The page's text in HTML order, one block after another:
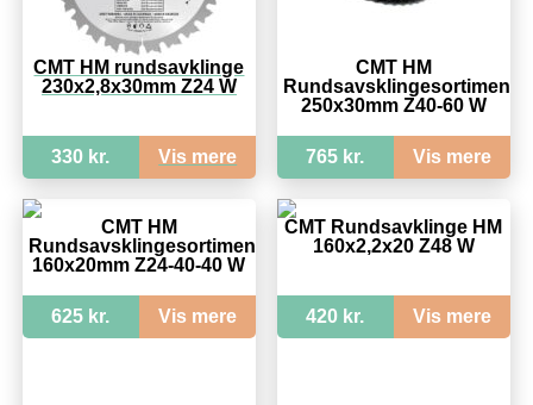
CMT HM rundsavklinge
230x2,8x30mm Z24 W
330 kr. Vis mere
CMT HM
Rundsavsklingesortiment
250x30mm Z40-60 W
765 kr. Vis mere
CMT HM
Rundsavsklingesortiment
160x20mm Z24-40-40 W
625 kr. Vis mere
CMT Rundsavklinge HM
160x2,2x20 Z48 W
420 kr. Vis mere